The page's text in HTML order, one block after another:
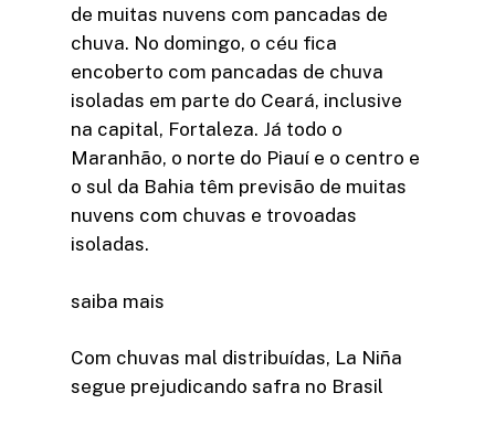
de muitas nuvens com pancadas de
chuva. No domingo, o céu fica
encoberto com pancadas de chuva
isoladas em parte do Ceará, inclusive
na capital, Fortaleza. Já todo o
Maranhão, o norte do Piauí e o centro e
o sul da Bahia têm previsão de muitas
nuvens com chuvas e trovoadas
isoladas.
saiba mais
Com chuvas mal distribuídas, La Niña
segue prejudicando safra no Brasil